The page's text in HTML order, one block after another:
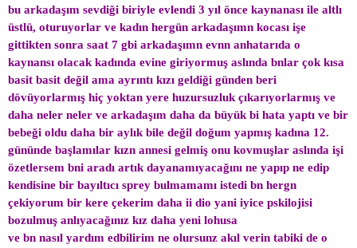
bu arkadaşım sevdiği biriyle evlendi 3 yıl önce kaynanası ile altlı
üstlü, oturuyorlar ve kadın hergün arkadaşımn kocası işe
gittikten sonra saat 7 gbi arkadaşımn evnn anhatarıda o
kaynansı olacak kadında evine giriyormuş aslında bnlar çok kısa
basit basit değil ama ayrıntı kızı geldiği günden beri
dövüyorlarmış hiç yoktan yere huzursuzluk çıkarıyorlarmış ve
daha neler neler ve arkadaşım daha da büyük bi hata yaptı ve bir
bebeği oldu daha bir aylık bile değil doğum yapmış kadına 12.
gününde başlamılar kızn annesi gelmiş onu kovmuşlar aslında işi
özetlersem bni aradı artık dayanamıyacağını ne yapıp ne edip
kendisine bir bayıltıcı sprey bulmamamı istedi bn hergn
çekiyorum bir kere çekerim daha ii dio yani iyice pskilojisi
bozulmuş anlıyacağınız kız daha yeni lohusa
ve bn nasıl yardım edbilirim ne olursunz akıl verin tabiki de o